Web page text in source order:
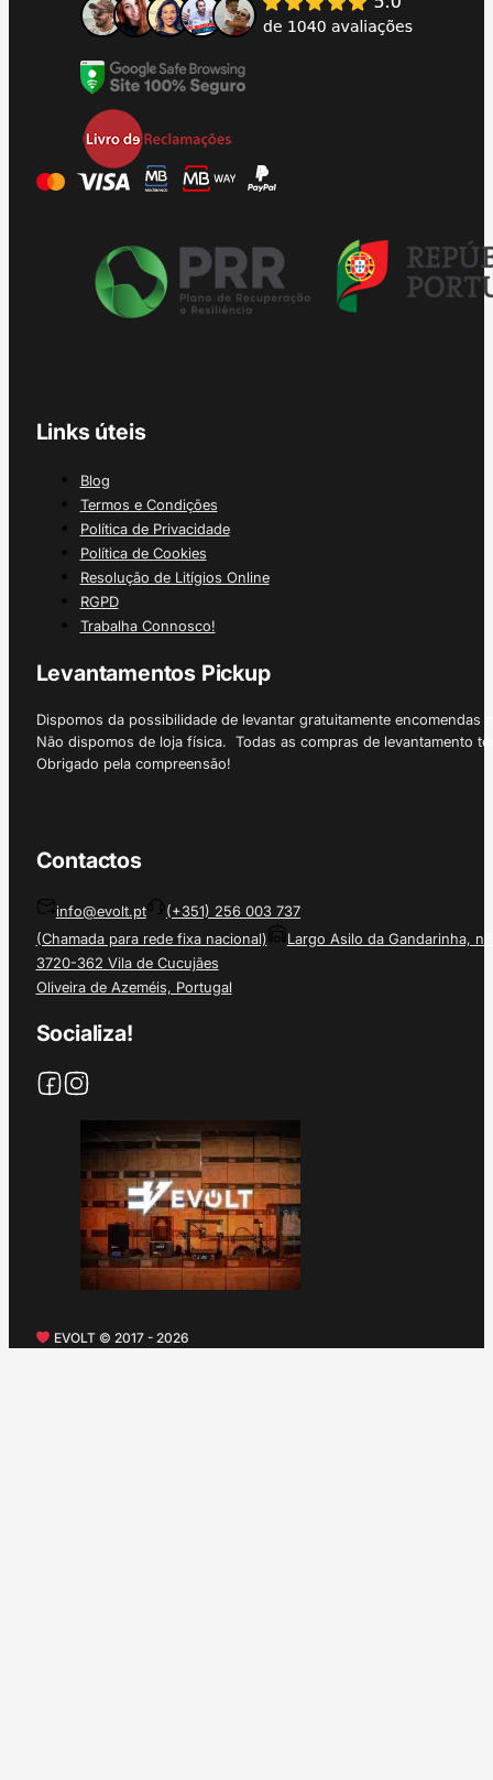
Links úteis
Blog
Termos e Condições
Política de Privacidade
Política de Cookies
Resolução de Litígios Online
RGPD
Trabalha Connosco!
Levantamentos Pickup
Dispomos da possibilidade de levantar gratuitamente
Não dispomos de loja física. Todas as compras de levantamento
Obrigado pela compreensão!
Contactos
info@evolt.pt
(+351) 256 003 737
(Chamada para rede fixa nacional)
Largo Asilo da Gandarinha, nº
3720-362 Vila de Cucujães
Oliveira de Azeméis, Portugal
Socializa!
EVOLT © 2017 - 2026